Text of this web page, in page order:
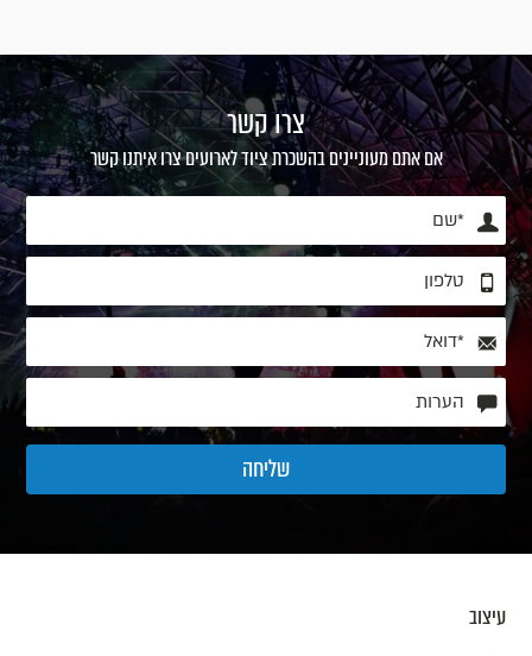
צרו קשר
אם אתם מעוניינים בהשכרת ציוד לארועים צרו איתנו קשר
עיצוב